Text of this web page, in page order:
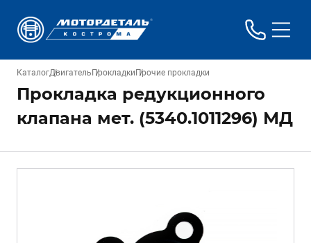
КаталогДвигатель Прокладки Прочие прокладки
Прокладка редукционного
клапана мет. (5340.1011296) МД